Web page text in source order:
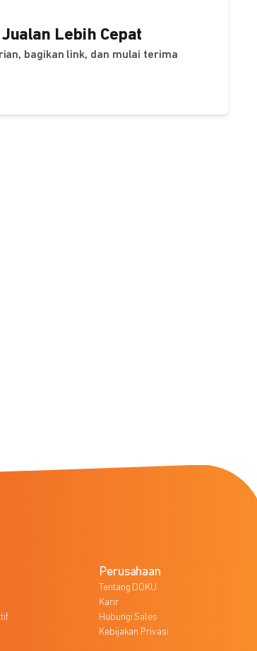
Lebih Cepat
bagikan link, dan mulai terima
Perusahaan
Tentang DOKU
Karir
Hubungi Sales
Kebijakan Privasi